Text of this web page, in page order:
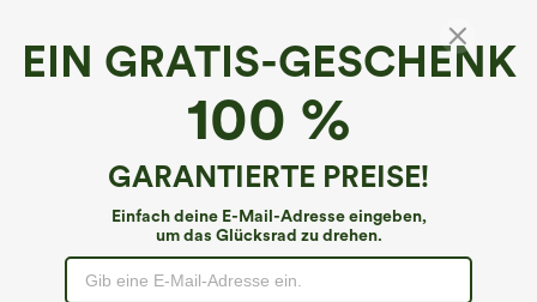
EIN GRATIS-GESCHENK
100 %
GARANTIERTE PREISE!
Einfach deine E-Mail-Adresse eingeben,
um das Glücksrad zu drehen.
Ein-Schulter-Langarm-Yoga- und Sporttop
mit Daumenloch, geschwungener Saum (vorn
hoch, hinten tief), schnell trocknend
Buy 2, Get 1 Free